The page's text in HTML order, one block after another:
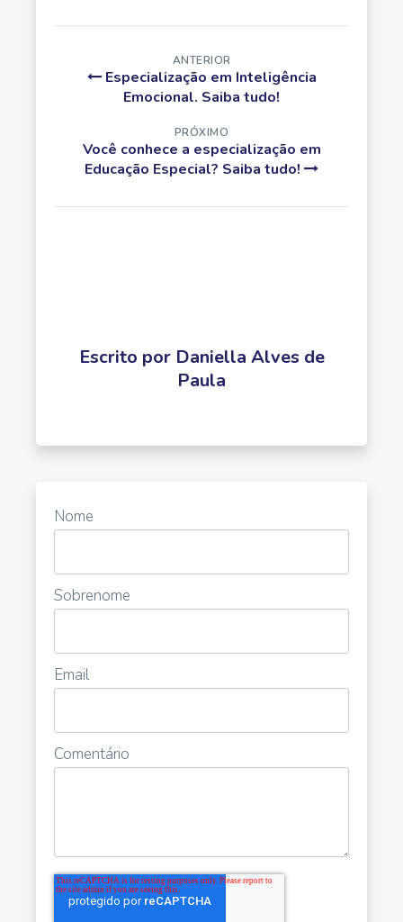
ANTERIOR
Especialização em Inteligência
Emocional. Saiba tudo!
PRÓXIMO
Você conhece a especialização em
Educação Especial? Saiba tudo!
Escrito por Daniella Alves de
Paula
Nome
Sobrenome
Email
Comentário